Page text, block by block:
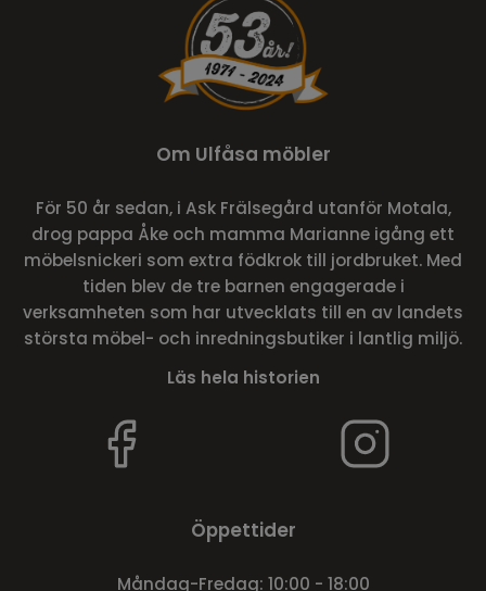
Om Ulfåsa möbler
För 50 år sedan, i Ask Frälsegård utanför Motala,
drog pappa Åke och mamma Marianne igång ett
möbelsnickeri som extra födkrok till jordbruket. Med
tiden blev de tre barnen engagerade i
verksamheten som har utvecklats till en av landets
största möbel- och inredningsbutiker i lantlig miljö.
Läs hela historien
Öppettider
Måndag-Fredag: 10:00 - 18:00